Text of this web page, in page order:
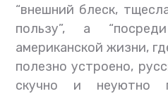
“внешний блеск,
пользу”, а
американской жизни,
полезно устроено,
скучно и неуютно